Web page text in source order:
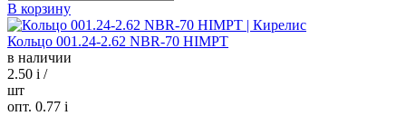
В корзину
Кольцо 001.24-2.62 NBR-70 HIMPT
в наличии
2.50 i /
шт
опт. 0.77 i